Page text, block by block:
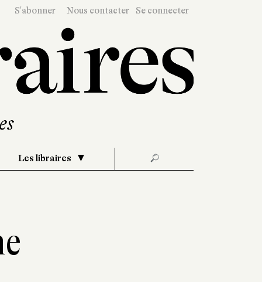
S'abonner Nous contacter Se connecter
Les libraires 🔎